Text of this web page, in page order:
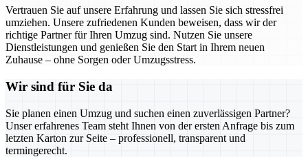
Vertrauen Sie auf unsere Erfahrung und lassen Sie sich stressfrei
umziehen. Unsere zufriedenen Kunden beweisen, dass wir der
richtige Partner für Ihren Umzug sind. Nutzen Sie unsere
Dienstleistungen und genießen Sie den Start in Ihrem neuen
Zuhause – ohne Sorgen oder Umzugsstress.
Wir sind für Sie da
Sie planen einen Umzug und suchen einen zuverlässigen Partner?
Unser erfahrenes Team steht Ihnen von der ersten Anfrage bis zum
letzten Karton zur Seite – professionell, transparent und
termingerecht.